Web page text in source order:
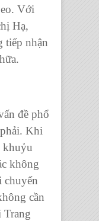
Với
Hạ,
tiếp nhận
đề phổ
Khi
khuỷu
không
chuyển
cần